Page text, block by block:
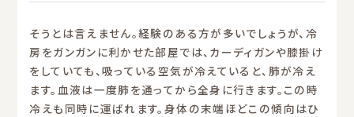
そうとは言えません。経験のある方が多いでしょうが、冷
房をガンガンに利かせた部屋では、カーディガンや膝掛け
をしていても、吸っている空気が冷えていると、肺が冷え
ます。血液は一度肺を通ってから全身に行きます。この時
冷えも同時に運ばれます。身体の末端ほどこの傾向はひ